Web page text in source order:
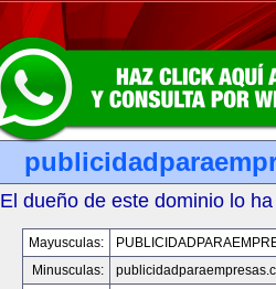
El dueño de este dominio lo
Mayusculas:
Minusculas: